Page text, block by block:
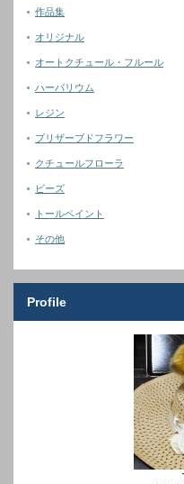
作品集
オリジナル
オートクチュール・フルール
ハーバリウム
レジン
プリザーブドフラワー
クチュールフローラ
ビーズ
トールペイント
その他
Profile